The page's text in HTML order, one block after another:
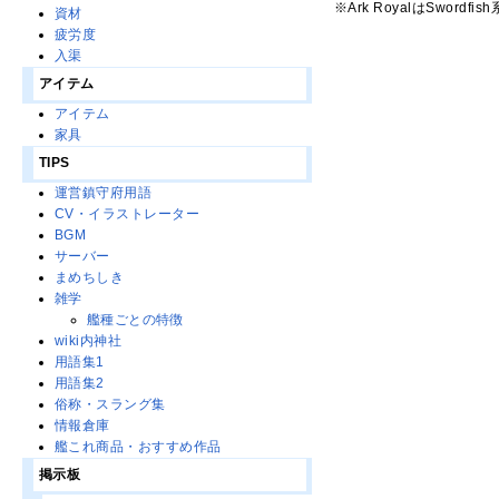
※Ark RoyalはSwordfish
資材
疲労度
入渠
アイテム
アイテム
家具
TIPS
運営鎮守府用語
CV・イラストレーター
BGM
サーバー
まめちしき
雑学
艦種ごとの特徴
wiki内神社
用語集1
用語集2
俗称・スラング集
情報倉庫
艦これ商品・おすすめ作品
掲示板